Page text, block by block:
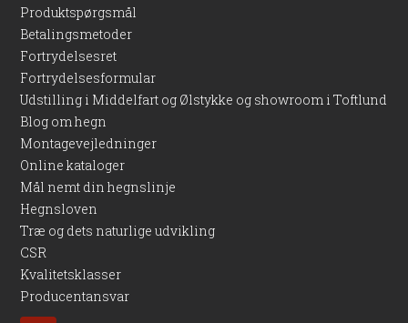
Produktspørgsmål
Betalingsmetoder
Fortrydelsesret
Fortrydelsesformular
Udstilling i Middelfart og Ølstykke og showroom i Toftlund
Blog om hegn
Montagevejledninger
Online kataloger
Mål nemt din hegnslinje
Hegnsloven
Træ og dets naturlige udvikling
CSR
Kvalitetsklasser
Producentansvar